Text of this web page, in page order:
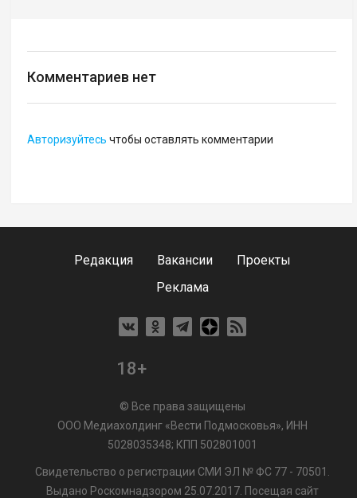
Комментариев нет
Авторизуйтесь чтобы оставлять комментарии
Редакция Вакансии
Проекты
Реклама
18+
© Все права защищены
ООО Медиахолдинг «Вести Подмосковья», ИНН
5028035348; КПП 502801001
Свидетельство о регистрации СМИ ЭЛ № ФС 77 - 70501.
Выдано Роскомнадзором 25.07.2017. Посещая сайт